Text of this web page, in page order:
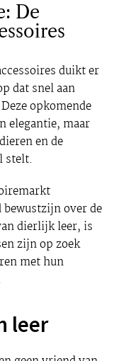
De
duikt er
dat snel aan
opkomende
elegantie, maar
en de
stelt.
bewustzijn over de
dierlijk leer, is
zijn op zoek
met hun
leer